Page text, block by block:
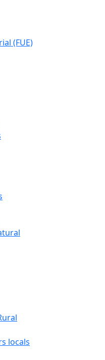
(FUE)
locals